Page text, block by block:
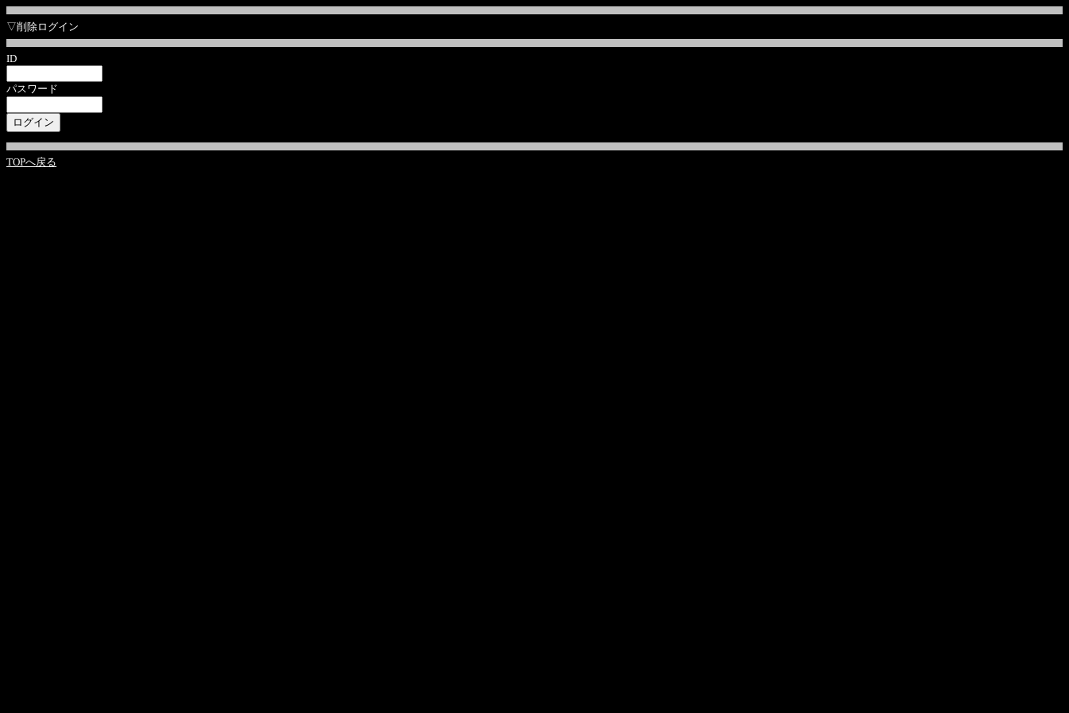
▽削除ログイン
ID
パスワード
TOPへ戻る